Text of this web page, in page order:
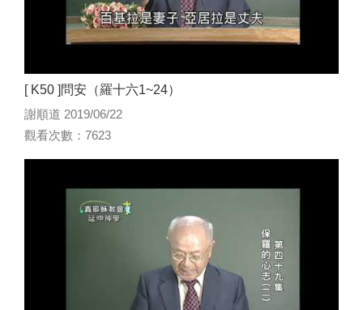
[ K50 ]問安（羅十六1~24）
謝順道 2019/06/22
觀看次數：7623